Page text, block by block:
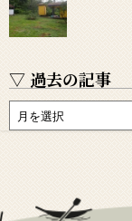
▽ 過去の記事